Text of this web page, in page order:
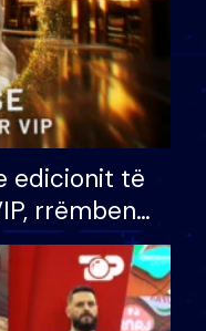
edicionit të
rrëmben
mijë eurosh